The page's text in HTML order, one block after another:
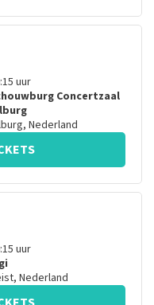
uur
Concertzaal
, Nederland
uur
, Nederland